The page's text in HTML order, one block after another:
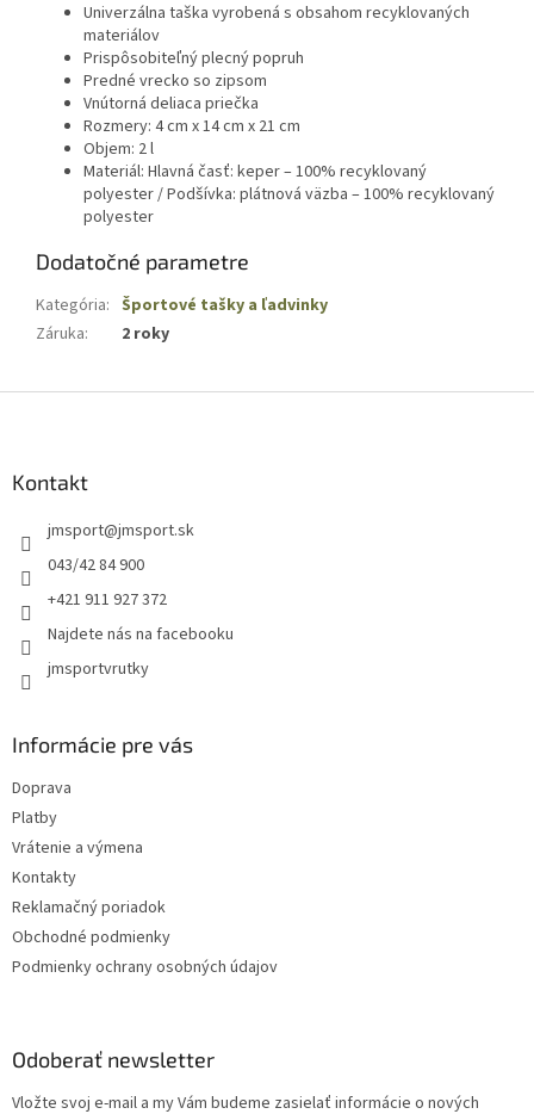
Univerzálna taška vyrobená s obsahom recyklovaných
materiálov
Prispôsobiteľný plecný popruh
Predné vrecko so zipsom
Vnútorná deliaca priečka
Rozmery: 4 cm x 14 cm x 21 cm
Objem: 2 l
Materiál: Hlavná časť: keper – 100% recyklovaný
polyester /Podšívka: plátnová väzba – 100% recyklovaný
polyester
Dodatočné parametre
Kategória: Športové tašky a ľadvinky
Záruka: 2 roky
Kontakt
jmsport@jmsport.sk
043/42 84 900
+421 911 927 372
Najdete nás na facebooku
jmsportvrutky
Informácie pre vás
Doprava
Platby
Vrátenie a výmena
Kontakty
Reklamačný poriadok
Obchodné podmienky
Podmienky ochrany osobných údajov
Odoberať newsletter
Vložte svoj e-mail a my Vám budeme zasielať informácie o nových